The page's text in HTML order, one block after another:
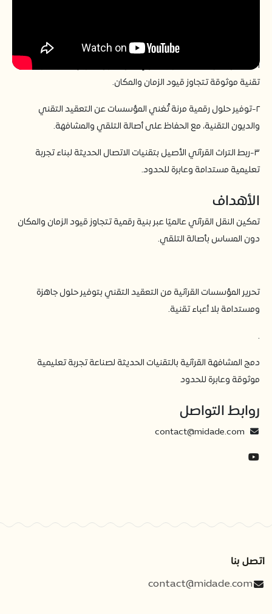
١- تمكين المؤسسات القرآنية من إيصال القرآن الكريم عالميًا عبر بنية
تقنية موثوقة تتجاوز قيود الزمان والمكان.
٢-توفير حلول رقمية مرنة تُغني المؤسسات عن التعقيد التقني
والديون التقنية، مع الحفاظ على أصالة التلقي والمشافهة.
٣-ربط التراث القرآني الأصيل بتقنيات الاتصال الحديثة لبناء تجربة
تعليمية مستدامة وعابرة للحدود.
الأهداف
تمكين النقل القرآني عالميًا عبر بنية رقمية تتجاوز قيود الزمان والمكان
دون المساس بأصالة التلقي.
تحرير المؤسسات القرآنية من التعقيد التقني بتوفير حلول جاهزة
ومستدامة بلا أعباء تقنية.
.
دمج المشافهة القرآنية بالتقنيات الحديثة لصناعة تجربة تعليمية
موثوقة وعابرة للحدود
روابط التواصل
contact@midade.com
اتصل بنا
contact@midade.com